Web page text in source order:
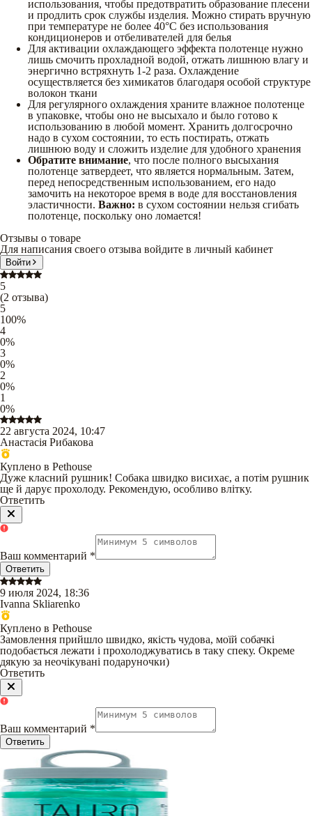
использования, чтобы предотвратить образование плесени
и продлить срок службы изделия. Можно стирать вручную
при температуре не более 40°C без использования
кондиционеров и отбеливателей для белья
Для активации охлаждающего эффекта полотенце нужно
лишь смочить прохладной водой, отжать лишнюю влагу и
энергично встряхнуть 1-2 раза. Охлаждение
осуществляется без химикатов благодаря особой структуре
волокон ткани
Для регулярного охлаждения храните влажное полотенце
в упаковке, чтобы оно не высыхало и было готово к
использованию в любой момент. Хранить долгосрочно
надо в сухом состоянии, то есть постирать, отжать
лишнюю воду и сложить изделие для удобного хранения
Обратите внимание, что после полного высыхания
полотенце затвердеет, что является нормальным. Затем,
перед непосредственным использованием, его надо
замочить на некоторое время в воде для восстановления
эластичности. Важно: в сухом состоянии нельзя сгибать
полотенце, поскольку оно ломается!
Отзывы о товаре
Для написания своего отзыва войдите в личный кабинет
Войти
5
(2 отзыва)
5
100%
4
0%
3
0%
2
0%
1
0%
22 августа 2024, 10:47
Анастасія Рибакова
Куплено в Pethouse
Дуже класний рушник! Собака швидко висихає, а потім рушник
ще й дарує прохолоду. Рекомендую, особливо влітку.
Ответить
Ваш комментарий *
Ответить
9 июля 2024, 18:36
Ivanna Skliarenko
Куплено в Pethouse
Замовлення прийшло швидко, якість чудова, моїй собачкі
подобається лежати і прохолоджуватись в таку спеку. Окреме
дякую за неочікувані подаруночки)
Ответить
Ваш комментарий *
Ответить